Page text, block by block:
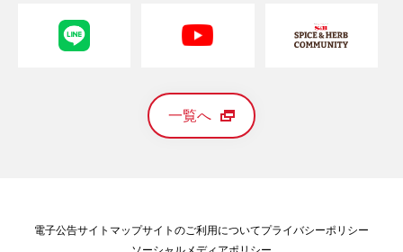
一覧へ
電子公告サイトマップサイトのご利用についてプライバシーポリシー